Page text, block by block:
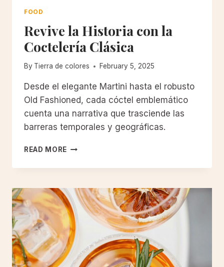
FOOD
Revive la Historia con la
Coctelería Clásica
By Tierra de colores February 5, 2025
Desde el elegante Martini hasta el robusto
Old Fashioned, cada cóctel emblemático
cuenta una narrativa que trasciende las
barreras temporales y geográficas.
READ MORE REVIVE
HISTORIA
LA
COCTELERÍA
CLÁSICA